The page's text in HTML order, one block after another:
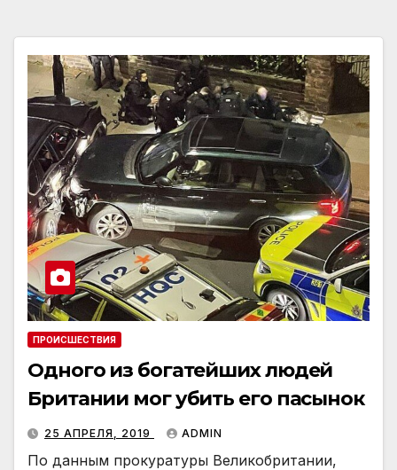
ПРОИСШЕСТВИЯ
Одного из богатейших людей
Британии мог убить его пасынок
25 АПРЕЛЯ, 2019 ADMIN
По данным прокуратуры Великобритании,